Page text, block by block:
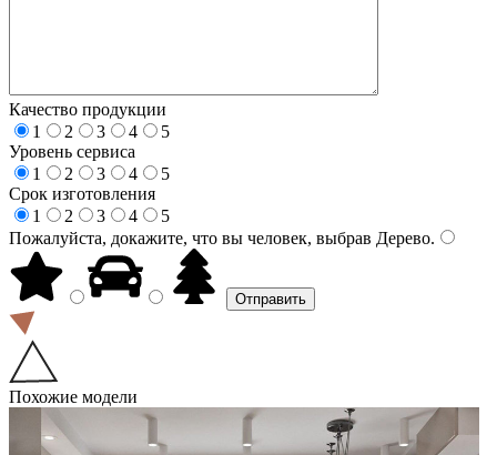
Качество продукции
1
2 3 4
5
Уровень сервиса
1
2 3 4
5
Срок изготовления
1
2 3 4
5
Пожалуйста, докажите, что вы человек, выбрав Дерево.
Похожие модели